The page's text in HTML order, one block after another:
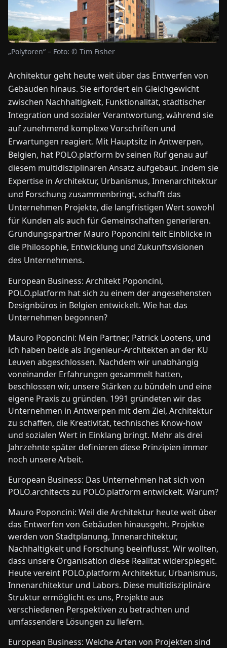
UNS
ENDEFRESITNLPLHU
KONTAKT
UNS
„Polytoren“ – Foto: © Tim Fisher
Architektur geht heute weit über das Entwerfen von
Gebäuden hinaus. Sie erfordert ein Gleichgewicht
zwischen Nachhaltigkeit, Funktionalität, städtischer
Integration und sozialer Verantwortung, während sie
auf zunehmend komplexe Vorschriften und
Erwartungen reagiert. Mit Hauptsitz in Antwerpen,
Belgien, hat POLO.platform bv seinen Ruf genau auf
diesem multidisziplinären Ansatz aufgebaut. Indem sie
Expertise in Architektur, Urbanismus, Innenarchitektur
und Forschung zusammenbringt, schafft das
Unternehmen Projekte, die langfristigen Wert sowohl
für Kunden als auch für Gemeinschaften generieren.
Gründungspartner Mauro Poponcini teilt Einblicke in
die Philosophie, Entwicklung und Zukunftsvisionen
des Unternehmens.
European Business: Architekt Poponcini,
POLO.platform hat sich zu einem der angesehensten
Designbüros in Belgien entwickelt. Wie hat das
Unternehmen begonnen?
Mauro Poponcini: Mein Partner, Patrick Lootens, und
ich haben beide als Ingenieur-Architekten an der KU
Leuven abgeschlossen. Nachdem wir unabhängig
voneinander Erfahrungen gesammelt hatten,
beschlossen wir, unsere Stärken zu bündeln und eine
eigene Praxis zu gründen. 1991 gründeten wir das
Unternehmen in Antwerpen mit dem Ziel, Architektur
zu schaffen, die Kreativität, technisches Know-how
und sozialen Wert in Einklang bringt. Mehr als drei
Jahrzehnte später definieren diese Prinzipien immer
noch unsere Arbeit.
European Business: Das Unternehmen hat sich von
POLO.architects zu POLO.platform entwickelt. Warum?
Mauro Poponcini: Weil die Architektur heute weit über
das Entwerfen von Gebäuden hinausgeht. Projekte
werden von Stadtplanung, Innenarchitektur,
Nachhaltigkeit und Forschung beeinflusst. Wir wollten,
dass unsere Organisation diese Realität widerspiegelt.
Heute vereint POLO.platform Architektur, Urbanismus,
Innenarchitektur und Labors. Diese multidisziplinäre
Struktur ermöglicht es uns, Projekte aus
verschiedenen Perspektiven zu betrachten und
umfassendere Lösungen zu liefern.
European Business: Welche Arten von Projekten sind